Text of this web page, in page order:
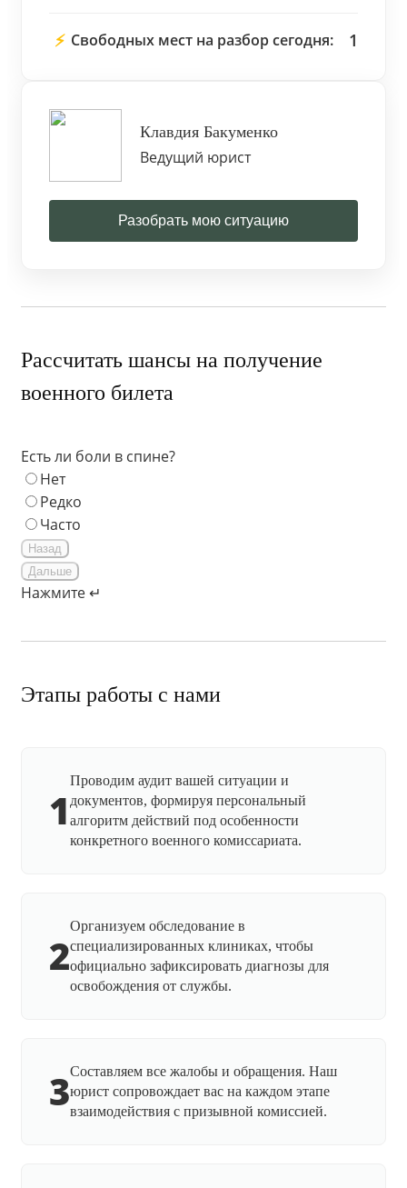
⚡ Свободных мест на разбор сегодня: 1
Клавдия Бакуменко
Ведущий юрист
Разобрать мою ситуацию
Рассчитать шансы на получение
военного билета
Есть ли боли в спине?
Нет
Редко
Часто
Назад
Дальше
Нажмите ↵
Этапы работы с нами
1
Проводим аудит вашей ситуации и
документов, формируя персональный
алгоритм действий под особенности
конкретного военного комиссариата.
2
Организуем обследование в
специализированных клиниках, чтобы
официально зафиксировать диагнозы для
освобождения от службы.
3Составляем все жалобы и обращения. Наш
юрист сопровождает вас на каждом этапе
взаимодействия с призывной комиссией.